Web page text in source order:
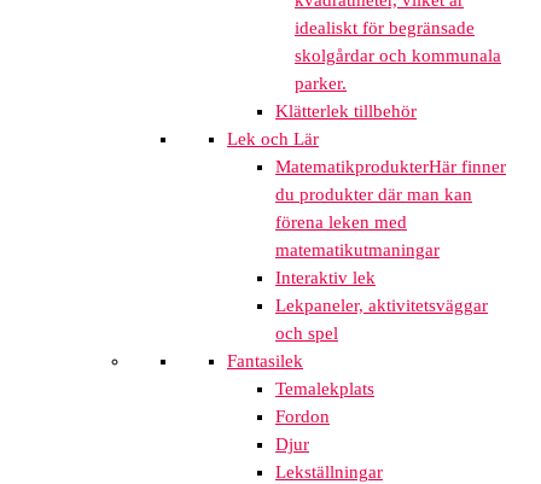
idealiskt för begränsade
skolgårdar och kommunala
parker.
Klätterlek tillbehör
Lek och Lär
MatematikprodukterHär finner
du produkter där man kan
förena leken med
matematikutmaningar
Interaktiv lek
Lekpaneler, aktivitetsväggar
och spel
Fantasilek
Temalekplats
Fordon
Djur
Lekställningar